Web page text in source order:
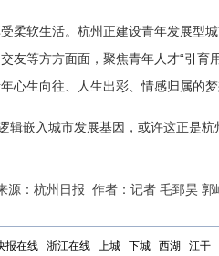
柔软生活。杭州正建设青年发展型城
友等方方面面，聚焦青年人才“引育
心生向往、人生出彩、情感归属的梦
辑嵌入城市发展基因，或许这正是
源：杭州日报 作者：记者 毛郅昊 郭
报在线 浙江在线 上城 下城 西湖 江干